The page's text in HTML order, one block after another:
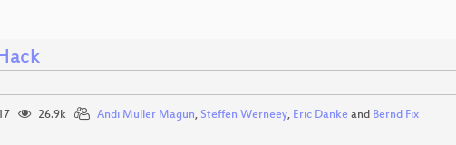
26.9k Andi Müller Magun, Steffen Werneey, Eric Dankeand Bernd Fix